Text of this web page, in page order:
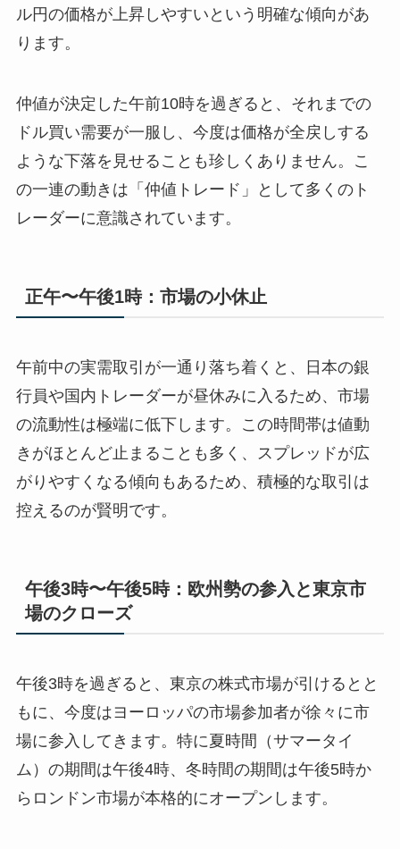
ル円の価格が上昇しやすいという明確な傾向があ
ります。
仲値が決定した午前10時を過ぎると、それまでの
ドル買い需要が一服し、今度は価格が全戻しする
ような下落を見せることも珍しくありません。こ
の一連の動きは「仲値トレード」として多くのト
レーダーに意識されています。
正午〜午後1時：市場の小休止
午前中の実需取引が一通り落ち着くと、日本の銀
行員や国内トレーダーが昼休みに入るため、市場
の流動性は極端に低下します。この時間帯は値動
きがほとんど止まることも多く、スプレッドが広
がりやすくなる傾向もあるため、積極的な取引は
控えるのが賢明です。
午後3時〜午後5時：欧州勢の参入と東京市
場のクローズ
午後3時を過ぎると、東京の株式市場が引けるとと
もに、今度はヨーロッパの市場参加者が徐々に市
場に参入してきます。特に夏時間（サマータイ
ム）の期間は午後4時、冬時間の期間は午後5時か
らロンドン市場が本格的にオープンします。